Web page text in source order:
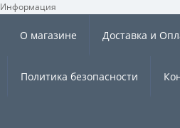
Информация
О магазине Доставка и
Политика безопасности